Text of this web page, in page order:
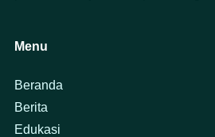
Menu
Beranda
Berita
Edukasi